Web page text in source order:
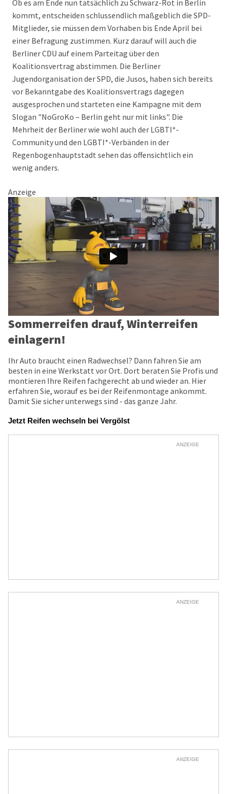
Ob es am Ende nun tatsächlich zu Schwarz-Rot in Berlin
kommt, entscheiden schlussendlich maßgeblich die SPD-
Mitglieder, sie müssen dem Vorhaben bis Ende April bei
einer Befragung zustimmen. Kurz darauf will auch die
Berliner CDU auf einem Parteitag über den
Koalitionsvertrag abstimmen. Die Berliner
Jugendorganisation der SPD, die Jusos, haben sich bereits
vor Bekanntgabe des Koalitionsvertrags dagegen
ausgesprochen und starteten eine Kampagne mit dem
Slogan "NoGroKo – Berlin geht nur mit links". Die
Mehrheit der Berliner wie wohl auch der LGBTI*-
Community und den LGBTI*-Verbänden in der
Regenbogenhauptstadt sehen das offensichtlich ein
wenig anders.
Anzeige
Sommerreifen drauf, Winterreifen
einlagern!
Ihr Auto braucht einen Radwechsel? Dann fahren Sie am
besten in eine Werkstatt vor Ort. Dort beraten Sie Profis und
montieren Ihre Reifen fachgerecht ab und wieder an. Hier
erfahren Sie, worauf es bei der Reifenmontage ankommt.
Damit Sie sicher unterwegs sind - das ganze Jahr.
Jetzt Reifen wechseln bei Vergölst
ANZEIGE
ANZEIGE
ANZEIGE